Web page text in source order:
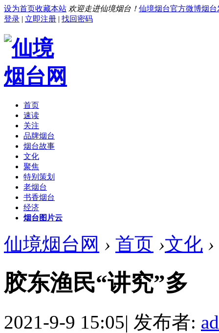
设为首页收藏本站 欢迎走进仙境烟台！ 仙境烟台官方微博烟台
登录 | 立即注册 | 找回密码
首页
速读
关注
品牌烟台
烟台故事
文化
聚焦
特别策划
老烟台
书香烟台
经济
烟台图片云
仙境烟台网 › 首页 ›文化 ›
胶东渔民“讲究”多
2021-9-9 15:05| 发布者: